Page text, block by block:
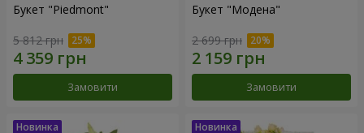
Букет "Piedmont"
5 812 грн
Замовити
Букет "Модена"
2 699 грн
Замовити